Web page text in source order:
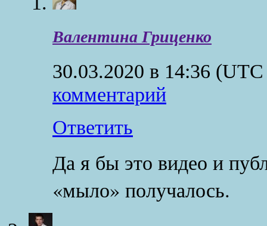
Валентина Гриценко
30.03.2020 в 14:36
комментарий
Ответить
Да я бы это видео и
«мыло» получалось.